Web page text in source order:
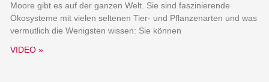
Moore gibt es auf der ganzen Welt. Sie sind faszinierende
Ökosysteme mit vielen seltenen Tier- und Pflanzenarten und was
vermutlich die Wenigsten wissen: Sie können
VIDEO »